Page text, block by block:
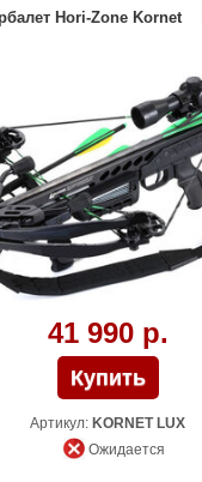
Полная:
Shelter,
алюминиевые
(кг)
3.5
Развлечение,
Конструкция
под
Hori-Zone Kornet
41 990 р.
Артикул: KORNET LUX
Ожидается